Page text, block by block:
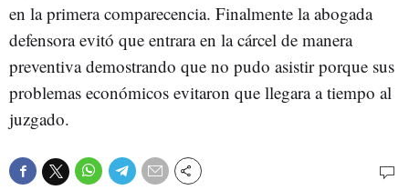
en la primera comparecencia. Finalmente la abogada
defensora evitó que entrara en la cárcel de manera
preventiva demostrando que no pudo asistir porque sus
problemas económicos evitaron que llegara a tiempo al
juzgado.